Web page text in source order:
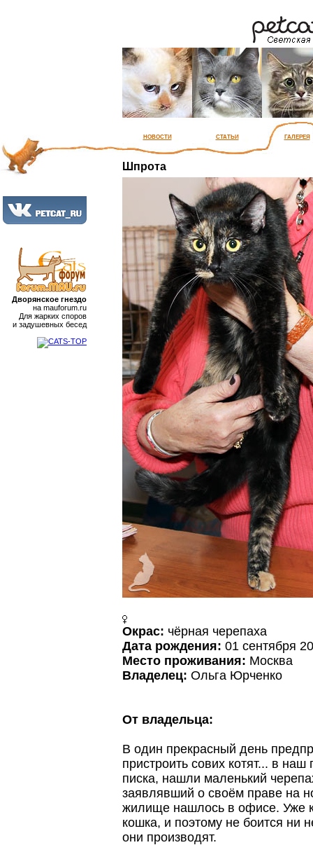
Дворянское гнездо
на mauforum.ru
Для жарких споров
и задушевных бесед
новости статьи галерея
Шпрота
Окрас: чёрная черепаха
Дата рождения: 01 сентября
Место проживания: Москва
Владелец: Ольга Юрченко
От владельца:
В один прекрасный день
пристроить сових котят... в
писка, нашли маленький
заявлявший о своём праве на
жилище нашлось в офисе. Уже
кошка, и поэтому не боится ни
они производят.